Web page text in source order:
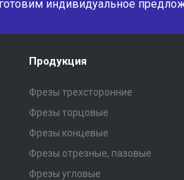
индивидуальное
Продукция
Фрезы трехсторонние
Фрезы торцовые
Фрезы концевые
Фрезы отрезные, пазовые
Фрезы угловые